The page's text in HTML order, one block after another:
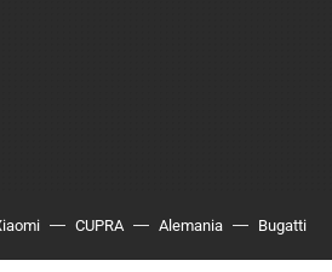
CUPRA Alemania Bugatti